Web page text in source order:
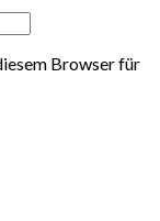
Browser für